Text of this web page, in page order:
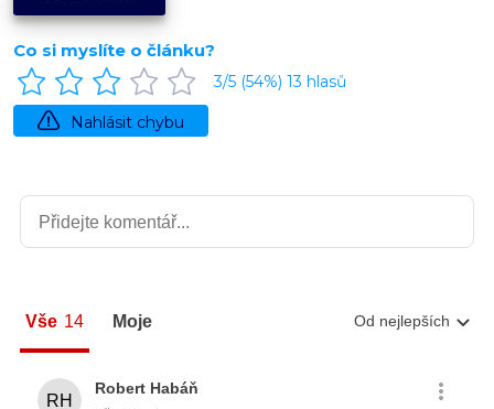
Co si myslíte o článku?
3/5 (54%) 13 hlasů
Nahlásit chybu